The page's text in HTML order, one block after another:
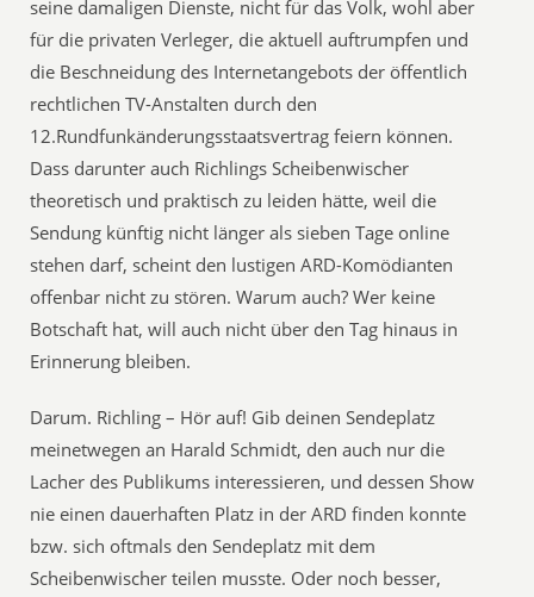
seine damaligen Dienste, nicht für das Volk, wohl aber
für die privaten Verleger, die aktuell auftrumpfen und
die Beschneidung des Internetangebots der öffentlich
rechtlichen TV-Anstalten durch den
12.Rundfunkänderungsstaatsvertrag feiern können.
Dass darunter auch Richlings Scheibenwischer
theoretisch und praktisch zu leiden hätte, weil die
Sendung künftig nicht länger als sieben Tage online
stehen darf, scheint den lustigen ARD-Komödianten
offenbar nicht zu stören. Warum auch? Wer keine
Botschaft hat, will auch nicht über den Tag hinaus in
Erinnerung bleiben.
Darum. Richling – Hör auf! Gib deinen Sendeplatz
meinetwegen an Harald Schmidt, den auch nur die
Lacher des Publikums interessieren, und dessen Show
nie einen dauerhaften Platz in der ARD finden konnte
bzw. sich oftmals den Sendeplatz mit dem
Scheibenwischer teilen musste. Oder noch besser,